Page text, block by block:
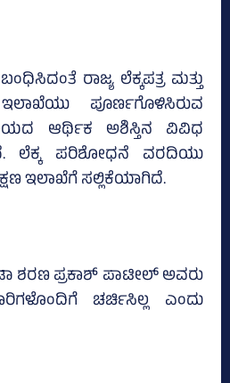
ರಾಜ್ಯ ಲೆಕ್ಕಪತ್ರ ಮತ್ತು
ಪೂರ್ಣಗೊಳಿಸಿರುವ
ಆರ್ಥಿಕ ಅಶಿಸ್ತಿನ ವಿವಿಧ
ಲೆಕ್ಕ ಪರಿಶೋಧನೆ ವರದಿಯು
ಇಲಾಖೆಗೆ ಸಲ್ಲಿಕೆಯಾಗಿದೆ.
ಶರಣ ಪ್ರಕಾಶ್ ಪಾಟೀಲ್ ಅವರು
ಚರ್ಚಿಸಿಲ್ಲ ಎಂದು